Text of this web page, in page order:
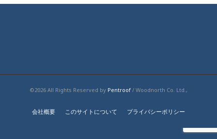
©2026 All Rights Reserved by Pentroof / Woodnorth Co. Ltd.,
会社概要 このサイトについて プライバシーポリシー